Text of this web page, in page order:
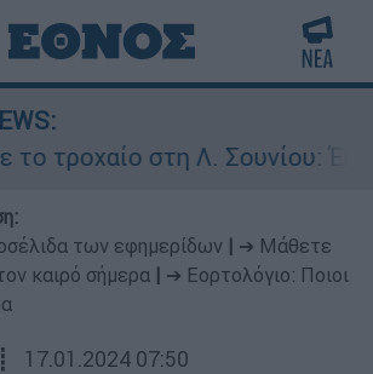
στη Λ. Σουνίου: Έκανε
των εφημερίδων
➔ Μάθετε
καιρό σήμερα
➔ Εορτολόγιο: Ποιοι
17.01.2024 07:50